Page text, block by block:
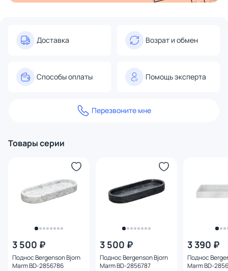
Доставка Возрат и обмен
Способы оплаты Помощь эксперта
Перезвоните мне
Товары серии
3 500 ₽
Поднос Bergenson Bjorn
Marm BD-2856786
3 500 ₽
Поднос Bergenson Bjorn
Marm BD-2856787
3 390 ₽
Поднос
Marm BD-